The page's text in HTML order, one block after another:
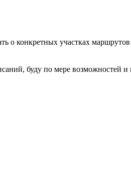
о конкретных участках
буду по мере возможностей и